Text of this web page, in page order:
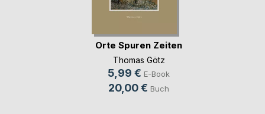
Orte Spuren Zeiten
Thomas Götz
5,99 € E-Book
20,00 € Buch